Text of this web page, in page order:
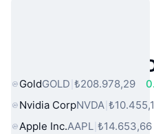
Popüler Gerçek
GoldGOLD ₺208.978,29
Nvidia CorpNVDA
Apple Inc.AAPL ₺14.653,66